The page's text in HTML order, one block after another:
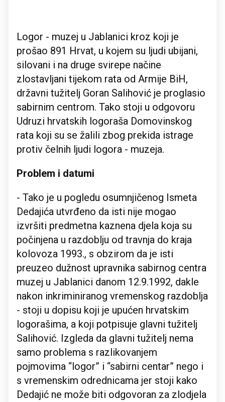
Logor - muzej u Jablanici kroz koji je
prošao 891 Hrvat, u kojem su ljudi ubijani,
silovani i na druge svirepe načine
zlostavljani tijekom rata od Armije BiH,
državni tužitelj Goran Salihović je proglasio
sabirnim centrom. Tako stoji u odgovoru
Udruzi hrvatskih logoraša Domovinskog
rata koji su se žalili zbog prekida istrage
protiv čelnih ljudi logora - muzeja.
Problem i datumi
- Tako je u pogledu osumnjičenog Ismeta
Dedajića utvrđeno da isti nije mogao
izvršiti predmetna kaznena djela koja su
počinjena u razdoblju od travnja do kraja
kolovoza 1993., s obzirom da je isti
preuzeo dužnost upravnika sabirnog centra
muzej u Jablanici danom 12.9.1992, dakle
nakon inkriminiranog vremenskog razdoblja
- stoji u dopisu koji je upućen hrvatskim
logorašima, a koji potpisuje glavni tužitelj
Salihović. Izgleda da glavni tužitelj nema
samo problema s razlikovanjem
pojmovima “logor” i “sabirni centar” nego i
s vremenskim odrednicama jer stoji kako
Dedajić ne može biti odgovoran za zlodjela